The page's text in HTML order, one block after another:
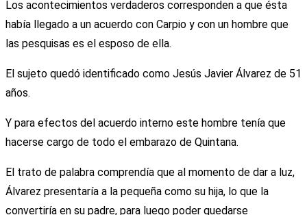
Los acontecimientos verdaderos corresponden a que ésta
había llegado a un acuerdo con Carpio y con un hombre que
las pesquisas es el esposo de ella.
El sujeto quedó identificado como Jesús Javier Álvarez de 51
años.
Y para efectos del acuerdo interno este hombre tenía que
hacerse cargo de todo el embarazo de Quintana.
El trato de palabra comprendía que al momento de dar a luz,
Álvarez presentaría a la pequeña como su hija, lo que la
convertiría en su padre, para luego poder quedarse